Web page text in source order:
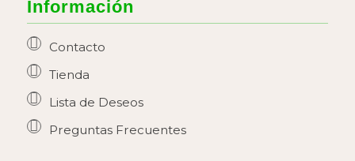
Información
Contacto
Tienda
Lista de Deseos
Preguntas Frecuentes